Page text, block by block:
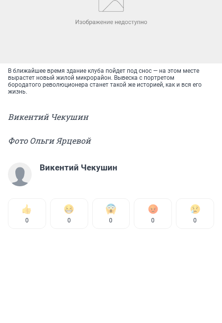
В ближайшее время здание клуба пойдет под снос — на этом месте
вырастет новый жилой микрорайон. Вывеска с портретом
бородатого революционера станет такой же историей, как и вся его
жизнь.
Викентий Чекушин
Фото Ольги Ярцевой
Викентий Чекушин
0 0 0 0 0